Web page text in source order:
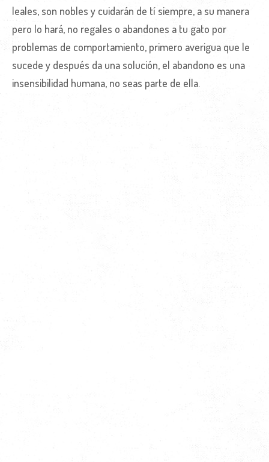
leales, son nobles y cuidarán de tí siempre, a su manera
pero lo hará, no regales o abandones a tu gato por
problemas de comportamiento, primero averigua que le
sucede y después da una solución, el abandono es una
insensibilidad humana, no seas parte de ella.